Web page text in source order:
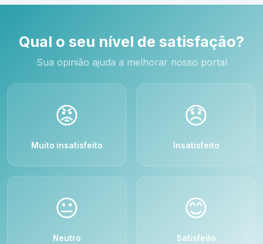
Qual o seu nível de satisfação?
Sua opinião ajuda a melhorar nosso portal
😡
Muito insatisfeito
😞
Insatisfeito
😐
Neutro
😊
Satisfeito